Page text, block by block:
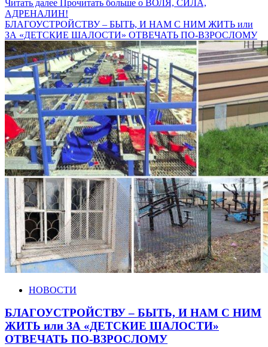
Читать далее
Прочитать больше о ВОЛЯ, СИЛА,
АДРЕНАЛИН!
БЛАГОУСТРОЙСТВУ – БЫТЬ, И НАМ С НИМ ЖИТЬ или
ЗА «ДЕТСКИЕ ШАЛОСТИ» ОТВЕЧАТЬ ПО-ВЗРОСЛОМУ
НОВОСТИ
БЛАГОУСТРОЙСТВУ – БЫТЬ, И НАМ С НИМ
ЖИТЬ или ЗА «ДЕТСКИЕ ШАЛОСТИ»
ОТВЕЧАТЬ ПО-ВЗРОСЛОМУ